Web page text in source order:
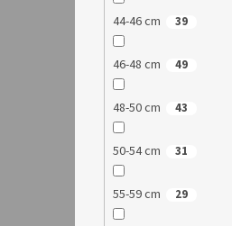
44-46 cm 39
46-48 cm 49
48-50 cm 43
50-54 cm 31
55-59 cm 29